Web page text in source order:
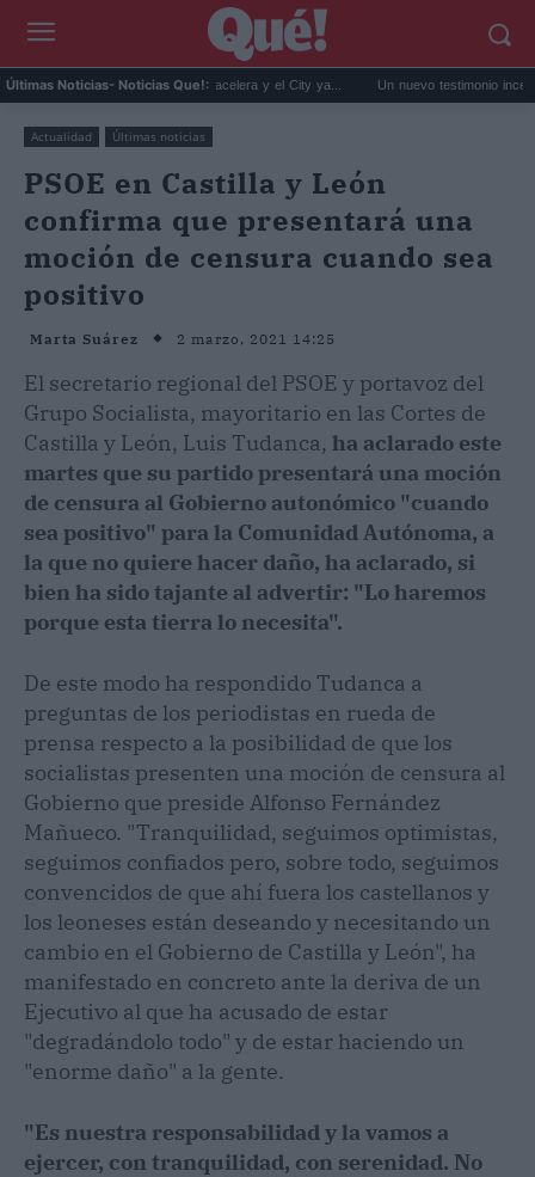
Últimas Noticias- Noticias Que!:
El fichaje de Rodri: el Barça acelera y el City ya... Un nuevo testimonio incendia
Actualidad Últimas noticias
PSOE en Castilla y León
confirma que presentará una
moción de censura cuando sea
positivo
Marta Suárez 2 marzo, 2021 14:25
El secretario regional del PSOE y portavoz del
Grupo Socialista, mayoritario en las Cortes de
Castilla y León, Luis Tudanca, ha aclarado este
martes que su partido presentará una moción
de censura al Gobierno autonómico "cuando
sea positivo" para la Comunidad Autónoma, a
la que no quiere hacer daño, ha aclarado, si
bien ha sido tajante al advertir: "Lo haremos
porque esta tierra lo necesita".
De este modo ha respondido Tudanca a
preguntas de los periodistas en rueda de
prensa respecto a la posibilidad de que los
socialistas presenten una moción de censura al
Gobierno que preside Alfonso Fernández
Mañueco. "Tranquilidad, seguimos optimistas,
seguimos confiados pero, sobre todo, seguimos
convencidos de que ahí fuera los castellanos y
los leoneses están deseando y necesitando un
cambio en el Gobierno de Castilla y León", ha
manifestado en concreto ante la deriva de un
Ejecutivo al que ha acusado de estar
"degradándolo todo" y de estar haciendo un
"enorme daño" a la gente.
"Es nuestra responsabilidad y la vamos a
ejercer, con tranquilidad, con serenidad. No